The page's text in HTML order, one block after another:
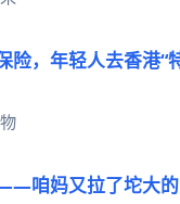
险，年轻人去香港“
——咱妈又拉了坨大的